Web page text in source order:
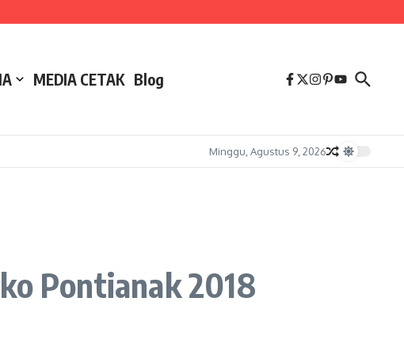
MEDIA CETAK Blog
Minggu, Agustus 9, 2026
Pontianak 2018